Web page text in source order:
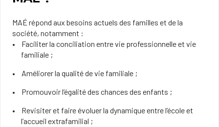
MAÉ répond aux besoins actuels des familles et de la
société, notamment :
Faciliter la conciliation entre vie professionnelle et vie
familiale ;
Améliorer la qualité de vie familiale ;
Promouvoir l’égalité des chances des enfants ;
Revisiter et faire évoluer la dynamique entre l’école et
l’accueil extrafamilial ;